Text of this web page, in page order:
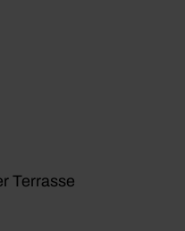
Terrasse